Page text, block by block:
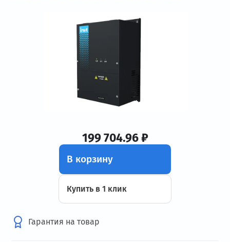
199 704.96 ₽
В корзину
Купить в 1 клик
Гарантия на товар